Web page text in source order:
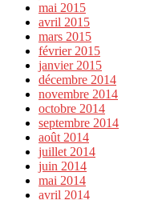
mai 2015
avril 2015
mars 2015
février 2015
janvier 2015
décembre 2014
novembre 2014
octobre 2014
septembre 2014
août 2014
juillet 2014
juin 2014
mai 2014
avril 2014